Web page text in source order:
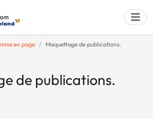
en page Maquettage de publications.
de publications.